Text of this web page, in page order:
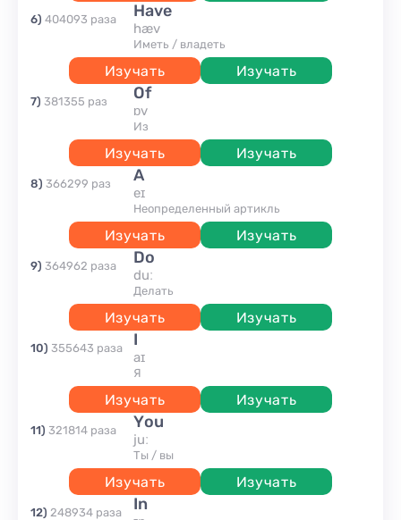
6) 404093 раза have
hæv
иметь / владеть
Изучать Изучать
7) 381355 раз of
ɒv
Из
Изучать Изучать
8) 366299 раз A
eɪ
Неопределенный артикль
Изучать Изучать
9) 364962 раза do
duː
делать
Изучать Изучать
10) 355643 раза I
aɪ
я
Изучать Изучать
11) 321814 раза you
juː
Ты / вы
Изучать Изучать
12) 248934 раза in